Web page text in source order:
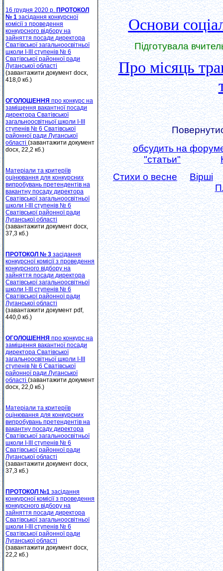
16 грудня 2020 р. ПРОТОКОЛ
№ 1 засідання конкурсної
комісії з проведення
конкурсного відбору на
зайняття посади директора
Сватівської загальноосвітньої
школи І-ІІІ ступенів № 6
Сватівської районної ради
Луганської області
(завантажити документ docx,
418,0 кб.)
ОГОЛОШЕННЯ про конкурс на
заміщення вакантної посади
директора Сватівської
загальноосвітньої школи І-ІІІ
ступенів № 6 Сватівської
районної ради Луганської
області (завантажити документ
docx, 22,2 кб.)
Матеріали та критеріїв
оцінювання для конкурсних
випробувань претендентів на
вакантну посаду директора
Сватівської загальноосвітньої
школи І-ІІІ ступенів № 6
Сватівської районної ради
Луганської області
(завантажити документ docx,
37,3 кб.)
ПРОТОКОЛ № 3 засідання
конкурсної комісії з проведення
конкурсного відбору на
зайняття посади директора
Сватівської загальноосвітньої
школи І-ІІІ ступенів № 6
Сватівської районної ради
Луганської області
(завантажити документ pdf,
440,0 кб.)
ОГОЛОШЕННЯ про конкурс на
заміщення вакантної посади
директора Сватівської
загальноосвітньої школи І-ІІІ
ступенів № 6 Сватівської
районної ради Луганської
області (завантажити документ
docx, 22,0 кб.)
Матеріали та критеріїв
оцінювання для конкурсних
випробувань претендентів на
вакантну посаду директора
Сватівської загальноосвітньої
школи І-ІІІ ступенів № 6
Сватівської районної ради
Луганської області
(завантажити документ docx,
37,3 кб.)
ПРОТОКОЛ №1 засідання
конкурсної комісії з проведення
конкурсного відбору на
зайняття посади директора
Сватівської загальноосвітньої
школи І-ІІІ ступенів № 6
Сватівської районної ради
Луганської області
(завантажити документ docx,
22,2 кб.)
Основи
Підготувала
Про місяць
обсудить на
"статьи"
Стихи о весне
Вірші